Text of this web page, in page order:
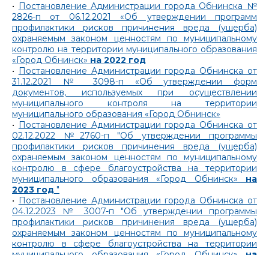
•
Постановление Администрации города Обнинска №
2826-п от 06.12.2021 «Об утверждении программ
профилактики рисков причинения вреда (ущерба)
охраняемым законом ценностям по муниципальному
контролю на территории муниципального образования
«Город Обнинск» на 2022 год
•
Постановление Администрации города Обнинска от
31.12.2021 № 3098-п «Об утверждении форм
документов, используемых при осуществлении
муниципального контроля на территории
муниципального образования «Город Обнинск»
•
Постановление Администрации города Обнинска от
02.12.2022 №2760-п "Об утверждении программы
профилактики рисков причинения вреда (ущерба)
охраняемым законом ценностям по муниципальному
контролю в сфере благоустройства на территории
муниципального образования «Город Обнинск» на
2023 год "
•
Постановление Администрации города Обнинска от
04.12.2023 № 3007-п "Об утверждении программы
профилактики рисков причинения вреда (ущерба)
охраняемым законом ценностям по муниципальному
контролю в сфере благоустройства на территории